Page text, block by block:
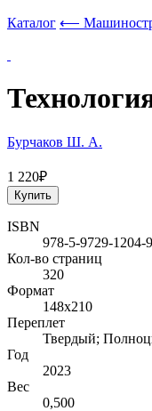
Каталог ⟵
Бурчаков Ш. А.
1 220₽
Купить
ISBN
978-5-9729-1204-9
Кол-во страниц
320
Формат
148х210
Переплет
Твердый;
Год
2023
Вес
0,500